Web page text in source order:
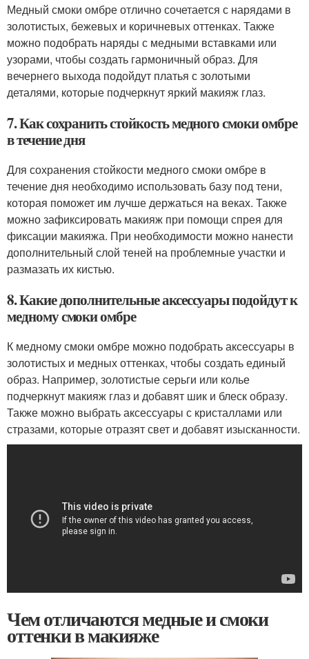
Медный смоки омбре отлично сочетается с нарядами в
золотистых, бежевых и коричневых оттенках. Также
можно подобрать наряды с медными вставками или
узорами, чтобы создать гармоничный образ. Для
вечернего выхода подойдут платья с золотыми
деталями, которые подчеркнут яркий макияж глаз.
7. Как сохранить стойкость медного смоки омбре
в течение дня
Для сохранения стойкости медного смоки омбре в
течение дня необходимо использовать базу под тени,
которая поможет им лучше держаться на веках. Также
можно зафиксировать макияж при помощи спрея для
фиксации макияжа. При необходимости можно нанести
дополнительный слой теней на проблемные участки и
размазать их кистью.
8. Какие дополнительные аксессуары подойдут к
медному смоки омбре
К медному смоки омбре можно подобрать аксессуары в
золотистых и медных оттенках, чтобы создать единый
образ. Например, золотистые серьги или колье
подчеркнут макияж глаз и добавят шик и блеск образу.
Также можно выбрать аксессуары с кристаллами или
стразами, которые отразят свет и добавят изысканности.
Чем отличаются медные и смоки
оттенки в макияже